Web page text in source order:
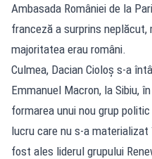
Ambasada României de la
franceză a surprins
majoritatea erau români.
Culmea, Dacian Cioloș s-a
Emmanuel Macron, la Sibiu,
formarea unui nou grup
lucru care nu s-a
fost ales liderul grupului